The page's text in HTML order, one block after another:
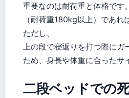
重要なのは耐荷重と体格です
（耐荷重180kg以上）であ
ただし、
上の段で寝返りを打つ際に
ため、身長や体重に合ったサ
二段ベッドでの